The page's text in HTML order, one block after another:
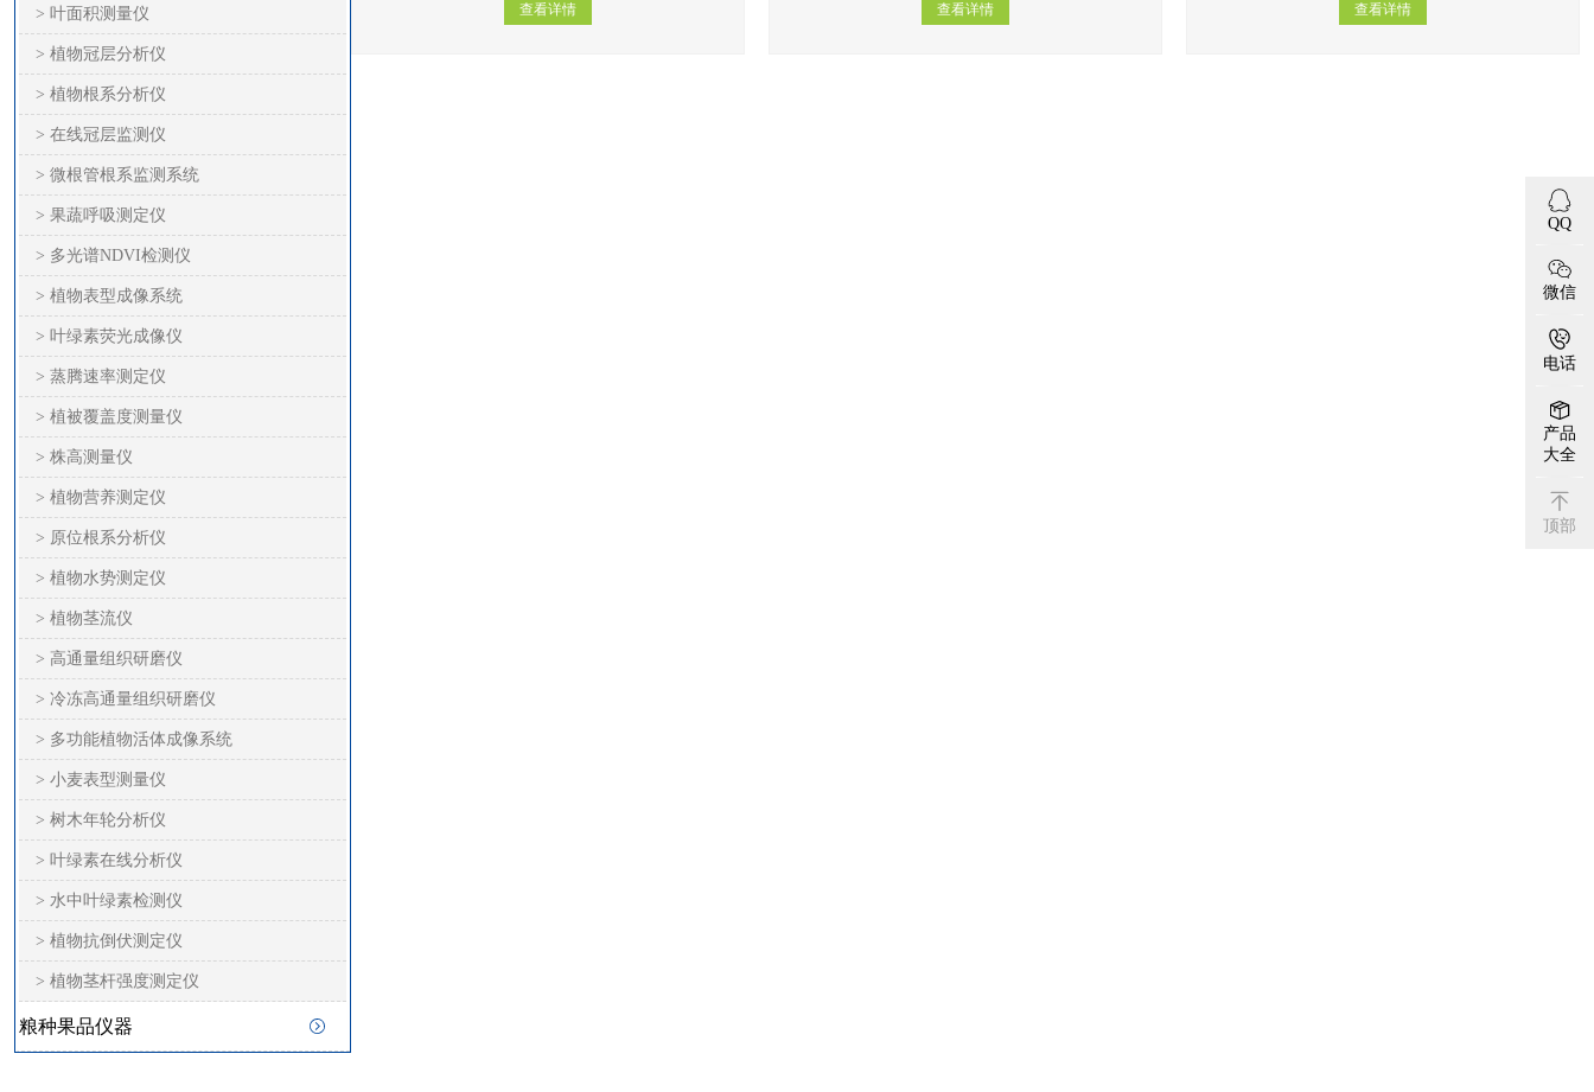
> 叶面积测量仪
> 植物冠层分析仪
> 植物根系分析仪
> 在线冠层监测仪
> 微根管根系监测系统
> 果蔬呼吸测定仪
> 多光谱NDVI检测仪
> 植物表型成像系统
> 叶绿素荧光成像仪
> 蒸腾速率测定仪
> 植被覆盖度测量仪
> 株高测量仪
> 植物营养测定仪
> 原位根系分析仪
> 植物水势测定仪
> 植物茎流仪
> 高通量组织研磨仪
> 冷冻高通量组织研磨仪
> 多功能植物活体成像系统
> 小麦表型测量仪
> 树木年轮分析仪
> 叶绿素在线分析仪
> 水中叶绿素检测仪
> 植物抗倒伏测定仪
> 植物茎杆强度测定仪
粮种果品仪器
查看详情 查看详情 查看详情
QQ
微信
电话
产品
大全
顶部